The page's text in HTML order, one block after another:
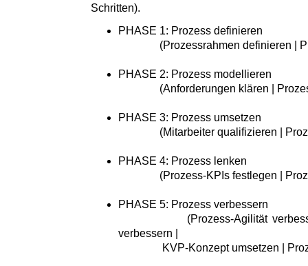
Schritten).
PHASE 1: Prozess definieren
(Prozessrahmen definieren |
PHASE 2: Prozess modellieren
(Anforderungen klären |
PHASE 3: Prozess umsetzen
(Mitarbeiter qualifizieren |
PHASE 4: Prozess lenken
(Prozess-KPIs festlegen |
PHASE 5: Prozess verbessern
(Prozess-Agilität verbessern
verbessern |
KVP-Konzept umsetzen |